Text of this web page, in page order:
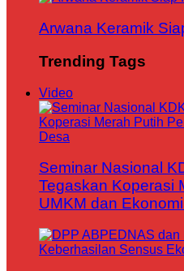
Arwana Keramik
Trending Tags
Video
Seminar Nasional
Tegaskan Koperasi
UMKM dan